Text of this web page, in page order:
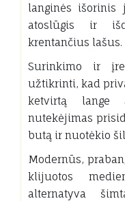
langinės išorinis
atoslūgis ir
krentančius lašus.
Surinkimo ir
užtikrinti, kad
ketvirtą lange
nutekėjimas
butą ir nuotėkio
Modernūs,
klijuotos
alternatyva